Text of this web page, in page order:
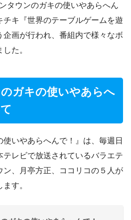
タウンのガキの使いやあらへん
チキ『世界のテーブルゲームを遊
企画が行われ、番組内で様々なボ
た。
のガキの使いやあらへ
使いやあらへんで！』は、毎週日
テレビで放送されているバラエテ
ン、月亭方正、ココリコの５人が
す。